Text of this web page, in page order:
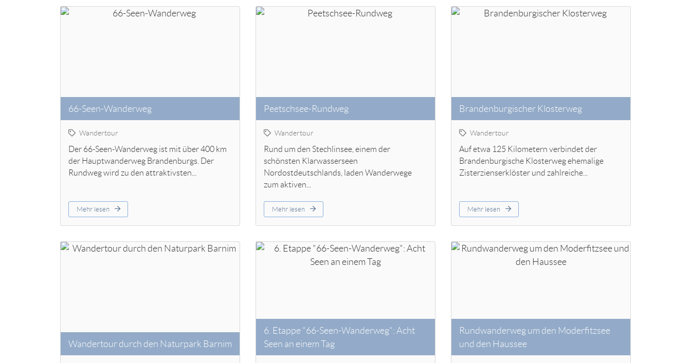
66-Seen-Wanderweg
Wandertour
Der 66-Seen-Wanderweg ist mit über 400 km
der Hauptwanderweg Brandenburgs. Der
Rundweg wird zu den attraktivsten...
Mehr lesen
Peetschsee-Rundweg
Wandertour
Rund um den Stechlinsee, einem der
schönsten Klarwasserseen
Nordostdeutschlands, laden Wanderwege
zum aktiven...
Mehr lesen
Brandenburgischer Klosterweg
Wandertour
Auf etwa 125 Kilometern verbindet der
Brandenburgische Klosterweg ehemalige
Zisterzienserklöster und zahlreiche...
Mehr lesen
Wandertour durch den Naturpark Barnim
6. Etappe "66-Seen-Wanderweg": Acht
Seen an einem Tag
Rundwanderweg um den Moderfitzsee
und den Haussee